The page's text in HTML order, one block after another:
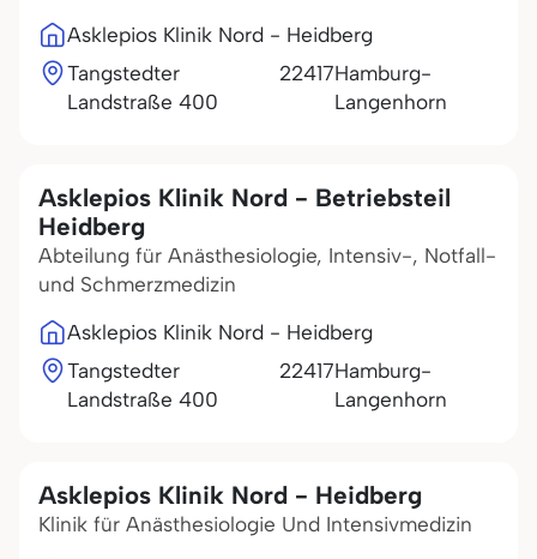
Asklepios Klinik Nord - Heidberg
Tangstedter
Landstraße 400
22417Hamburg-
Langenhorn
Asklepios Klinik Nord - Betriebsteil
Heidberg
Abteilung für Anästhesiologie, Intensiv-, Notfall-
und Schmerzmedizin
Asklepios Klinik Nord - Heidberg
Tangstedter
Landstraße 400
22417Hamburg-
Langenhorn
Asklepios Klinik Nord - Heidberg
Klinik für Anästhesiologie Und Intensivmedizin